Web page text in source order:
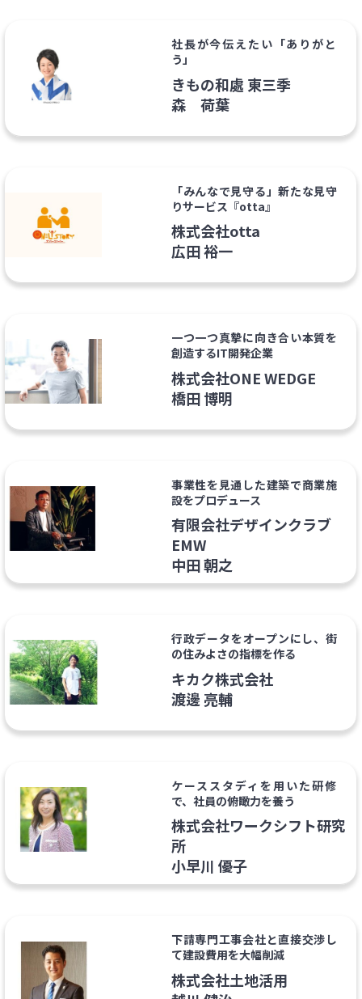
社長が今伝えたい「ありがと
う」
きもの和處 東三季
森 荷葉
「みんなで見守る」新たな見守
りサービス『otta』
株式会社otta
広田 裕一
一つ一つ真摯に向き合い本質を
創造するIT開発企業
株式会社ONE WEDGE
橋田 博明
事業性を見通した建築で商業施
設をプロデュース
有限会社デザインクラブ
EMW
中田 朝之
行政データをオープンにし、街
の住みよさの指標を作る
キカク株式会社
渡邊 亮輔
ケーススタディを用いた研修
で、社員の俯瞰力を養う
株式会社ワークシフト研究
所
小早川 優子
下請専門工事会社と直接交渉し
て建設費用を大幅削減
株式会社土地活用